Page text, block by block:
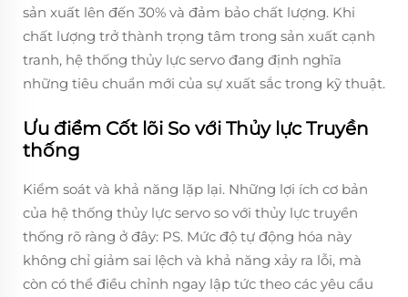
sản xuất lên đến 30% và đảm bảo chất lượng. Khi
chất lượng trở thành trọng tâm trong sản xuất cạnh
tranh, hệ thống thủy lực servo đang định nghĩa
những tiêu chuẩn mới của sự xuất sắc trong kỹ thuật.
Ưu điểm Cốt lõi So với Thủy lực Truyền
thống
Kiểm soát và khả năng lặp lại. Những lợi ích cơ bản
của hệ thống thủy lực servo so với thủy lực truyền
thống rõ ràng ở đây: PS. Mức độ tự động hóa này
không chỉ giảm sai lệch và khả năng xảy ra lỗi, mà
còn có thể điều chỉnh ngay lập tức theo các yêu cầu